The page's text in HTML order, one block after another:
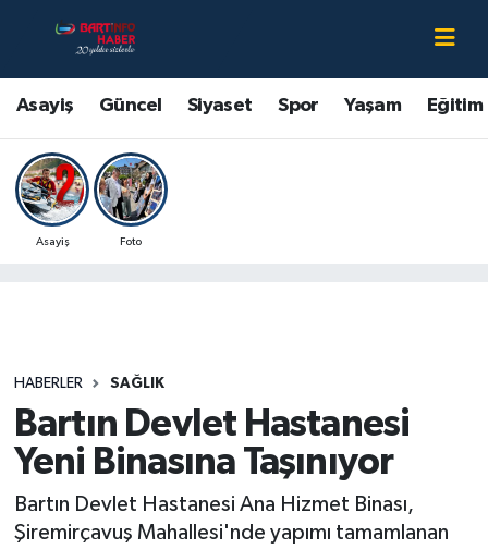
Asayiş Güncel Siyaset Spor Yaşam Eğitim
Asayiş Foto
HABERLER SAĞLIK
Bartın Devlet Hastanesi
Yeni Binasına Taşınıyor
Bartın Devlet Hastanesi Ana Hizmet Binası,
Şiremirçavuş Mahallesi'nde yapımı tamamlanan
Asayiş
Bartın Hakkında
Çevre
Eğitim
Kültür-Sanat
Magazin
Medya
Bartın Nöbetçi Eczaneler
Bartın Hava Durumu
Bartin Namaz Vakitleri
Bartın Trafik Yoğunluk Haritası
Son Dakika Haberleri
Haber Arşivi